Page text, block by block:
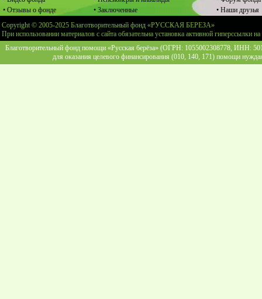
• Отзывы о фонде
• Заключенные
• Наши друзья
Copyright © 2005-2025 Благотворительный фонд «РУССКАЯ БЕРЕЗА»
При использовании материалов с сайта обязательна установка активной гиперссылки
Благотворительный фонд помощи «Русская берёза» (ОГРН: 1055002308778, ИНН:
для оказания целевого финансирования (010, 140, 171) помощи